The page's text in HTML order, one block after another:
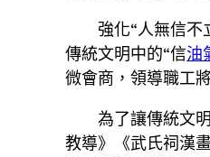
強化“人無信
傳統文明中的“信油
微會商，領導職工
為了讓傳統文
教導》《武氏祠漢